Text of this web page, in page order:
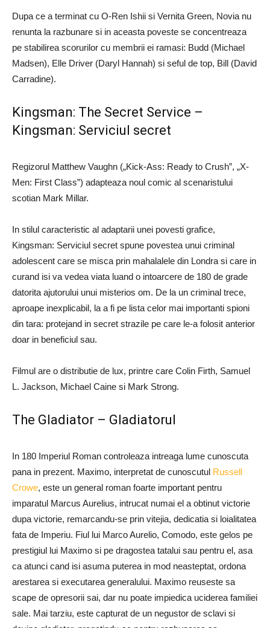
Dupa ce a terminat cu O-Ren Ishii si Vernita Green, Novia nu
renunta la razbunare si in aceasta poveste se concentreaza
pe stabilirea scorurilor cu membrii ei ramasi: Budd (Michael
Madsen), Elle Driver (Daryl Hannah) si seful de top, Bill (David
Carradine).
Kingsman: The Secret Service –
Kingsman: Serviciul secret
Regizorul Matthew Vaughn („Kick-Ass: Ready to Crush”, „X-
Men: First Class”) adapteaza noul comic al scenaristului
scotian Mark Millar.
In stilul caracteristic al adaptarii unei povesti grafice,
Kingsman: Serviciul secret spune povestea unui criminal
adolescent care se misca prin mahalalele din Londra si care in
curand isi va vedea viata luand o intoarcere de 180 de grade
datorita ajutorului unui misterios om. De la un criminal trece,
aproape inexplicabil, la a fi pe lista celor mai importanti spioni
din tara: protejand in secret strazile pe care le-a folosit anterior
doar in beneficiul sau.
Filmul are o distributie de lux, printre care Colin Firth, Samuel
L. Jackson, Michael Caine si Mark Strong.
The Gladiator – Gladiatorul
In 180 Imperiul Roman controleaza intreaga lume cunoscuta
pana in prezent. Maximo, interpretat de cunoscutul Russell
Crowe, este un general roman foarte important pentru
imparatul Marcus Aurelius, intrucat numai el a obtinut victorie
dupa victorie, remarcandu-se prin vitejia, dedicatia si loialitatea
fata de Imperiu. Fiul lui Marco Aurelio, Comodo, este gelos pe
prestigiul lui Maximo si pe dragostea tatalui sau pentru el, asa
ca atunci cand isi asuma puterea in mod neasteptat, ordona
arestarea si executarea generalului. Maximo reuseste sa
scape de opresorii sai, dar nu poate impiedica uciderea familiei
sale. Mai tarziu, este capturat de un negustor de sclavi si